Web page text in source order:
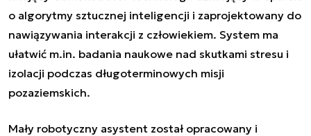
o algorytmy sztucznej inteligencji i zaprojektowany do
nawiązywania interakcji z człowiekiem. System ma
ułatwić m.in. badania naukowe nad skutkami stresu i
izolacji podczas długoterminowych misji
pozaziemskich.
Mały robotyczny asystent został opracowany i